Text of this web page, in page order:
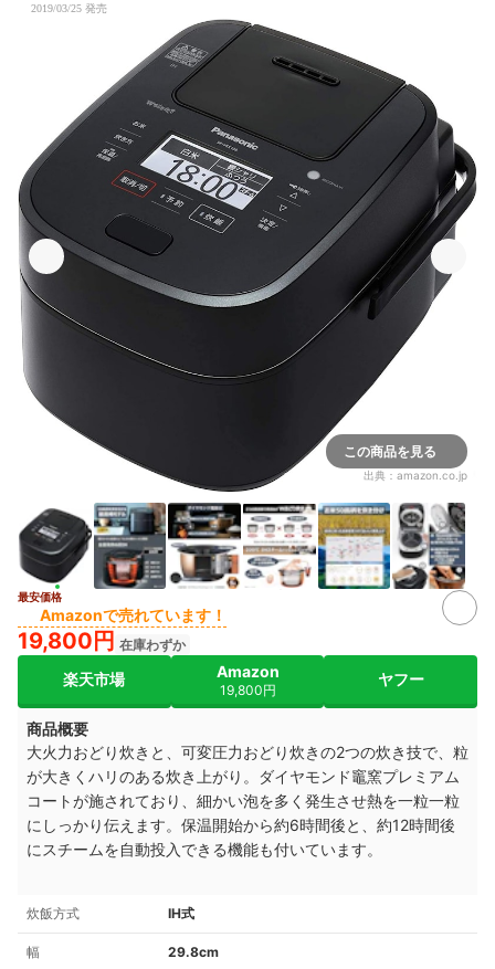
2019/03/25 発売
この商品を見る
出典： amazon.co.jp
最安価格
Amazonで売れています！
19,800円 在庫わずか
楽天市場 Amazon
19,800円
ヤフー
商品概要
大火力おどり炊きと、可変圧力おどり炊きの2つの炊き技で、粒
が大きくハリのある炊き上がり。
ダイヤモンド竈窯プレミアム
コートが施されており、細かい泡を多く発生させ熱を一粒一粒
にしっかり伝えます。 保温開始から約6時間後と、約12時間後
にスチームを自動投入できる機能も付いています。
炊飯方式 IH式
幅 29.8cm